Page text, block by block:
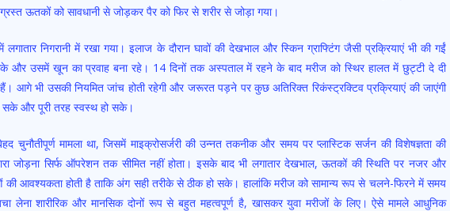
ऊतकों को सावधानी से जोड़कर पैर को फिर से शरीर से जोड़ा गया।
निगरानी में रखा गया। इलाज के दौरान घावों की देखभाल और स्किन ग्राफ्टिंग जैसी प्रक्रियाएं भी की गईं
और उसमें खून का प्रवाह बना रहे। 14 दिनों तक अस्पताल में रहने के बाद मरीज को स्थिर हालत में छुट्टी दे दी
आगे भी उसकी नियमित जांच होती रहेगी और जरूरत पड़ने पर कुछ अतिरिक्त रिकंस्ट्रक्टिव प्रक्रियाएं की जाएंगी
सके और पूरी तरह स्वस्थ हो सके।
चुनौतीपूर्ण मामला था, जिसमें माइक्रोसर्जरी की उन्नत तकनीक और समय पर प्लास्टिक सर्जन की विशेषज्ञता की
जोड़ना सिर्फ ऑपरेशन तक सीमित नहीं होता। इसके बाद भी लगातार देखभाल, ऊतकों की स्थिति पर नजर और
की आवश्यकता होती है ताकि अंग सही तरीके से ठीक हो सके। हालांकि मरीज को सामान्य रूप से चलने-फिरने में समय
लेना शारीरिक और मानसिक दोनों रूप से बहुत महत्वपूर्ण है, खासकर युवा मरीजों के लिए। ऐसे मामले आधुनिक